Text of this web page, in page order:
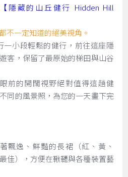
隱藏的山丘健行 Hidden Hill
不一定知道的絕美視角。
小段輕鬆的健行，前往這座隱
客，保留了最原始的梯田與山谷
前的開闊視野絕對值得這趟健
同的風景照，為您的一天畫下完
飄逸、鮮豔的長裙（紅、黃、
佳），方便在鞦韆與各種裝置藝